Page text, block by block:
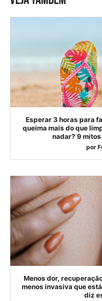
Esperar 3 horas para
queima mais do que
nadar? 9
por
Menos dor,
menos invasiva que
diz